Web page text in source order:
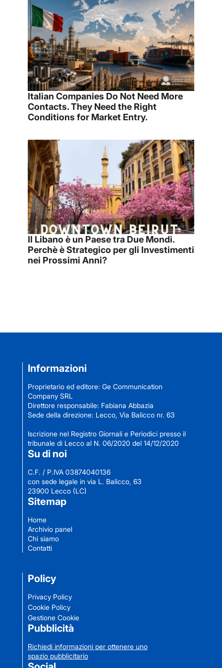
Italian Companies Do Not Need More
Contacts. They Need the Right
Conditions for Market Entry.
Il Libano è un Paese tra Due Mondi.
Perchè è Strategico per gli Investimenti
nei Prossimi Anni?
Informazioni
Proprietario ed editore: Ge Communication
Company SRL
Direttore responsabile: Fabiana Abbazia
Sede della direzione: Lecco, Via Balicco nr. 63
Iscrizione nel Registro Giornali e Periodici presso il
tribunale di Lecco al N. 06/2020 del 14/12/2020
Su di noi
C.F. / P.IVA 03874040136
con sede legale in via L. Balicco, 63
23900 Lecco (LC)
Sitemap
Home
Archivio panel
Chi siamo
Contatti
Policy
Privacy Policy
Cookie Policy
Gestione Cookie
Pubblicità
Richiedi informazioni per ottenere uno
spazio pubblicitario